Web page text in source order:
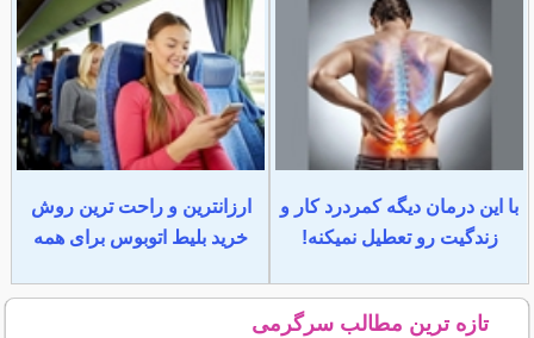
با این درمان دیگه کمردرد کار و
زندگیت رو تعطیل نمیکنه!
ارزانترین و راحت ترین روش
خرید بلیط اتوبوس برای همه
تازه ترین مطالب سرگرمی